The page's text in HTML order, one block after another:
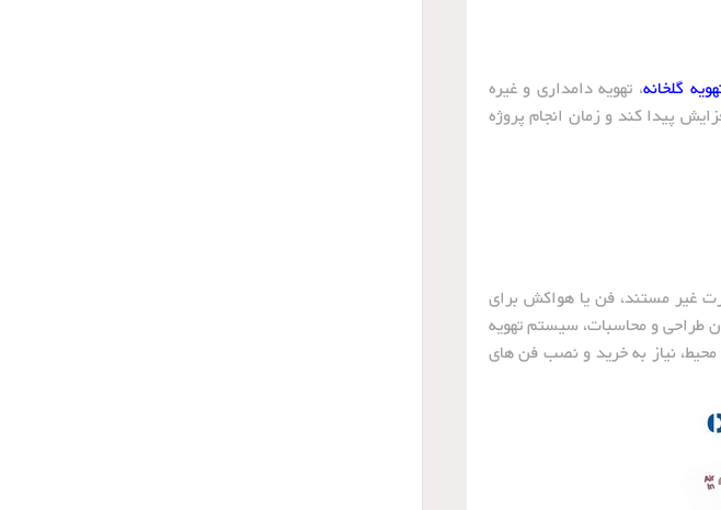
گلخانه، تهویه دامداری و غیره
پیدا کند و زمان انجام پروژه
غیر مستند، فن یا هواکش برای
طراحی و محاسبات، سیستم تهویه
نیاز به خرید و نصب فن های